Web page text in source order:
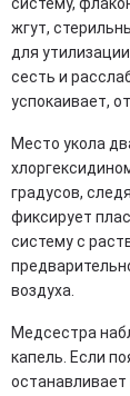
жгут,
для
сесть и
успокаивает,
Место укола
градусов,
фиксирует
систему с
воздуха.
Медсестра
капель. Если